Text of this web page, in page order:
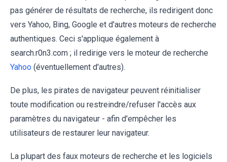
pas générer de résultats de recherche, ils redirigent donc
vers Yahoo, Bing, Google et d'autres moteurs de recherche
authentiques. Ceci s'applique également à
search.r0n3.com ; il redirige vers le moteur de recherche
Yahoo (éventuellement d'autres).
De plus, les pirates de navigateur peuvent réinitialiser
toute modification ou restreindre/refuser l'accès aux
paramètres du navigateur - afin d'empêcher les
utilisateurs de restaurer leur navigateur.
La plupart des faux moteurs de recherche et les logiciels